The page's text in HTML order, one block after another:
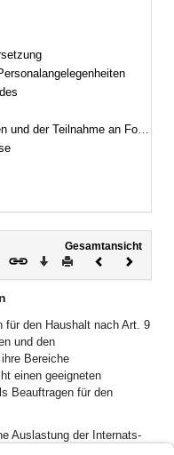
an Fortbildungsveranstaltungen
Gesamtansicht
Download
DruckenVorheriges
für den Haushalt nach Art. 9
und den
Bereiche
einen geeigneten
Beauftragen für den
Auslastung der Internats-